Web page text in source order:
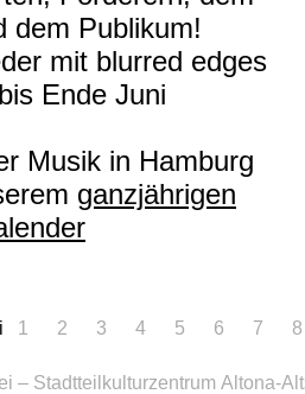
dem Publikum!
mit blurred edges
Ende Juni
Musik in Hamburg
ganzjährigen
1 2 3 4 5 6 7 8
– Stadtteilkulturzentrum Altona-